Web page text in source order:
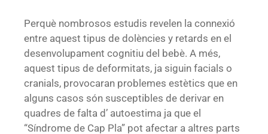
Perquè nombrosos estudis revelen la connexió
entre aquest tipus de dolències y retards en el
desenvolupament cognitiu del bebè. A més,
aquest tipus de deformitats, ja siguin facials o
cranials, provocaran problemes estètics que en
alguns casos són susceptibles de derivar en
quadres de falta d’ autoestima ja que el
“Síndrome de Cap Pla” pot afectar a altres parts